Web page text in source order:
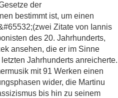
der
bestimmt ist, um einen
Zitate von Iannis
des 20. Jahrhunderts,
ansehen, die er im Sinne
Jahrhunderts anreicherte.
mit 91 Werken einen
wider, die Martinu
bis hin zu seinem